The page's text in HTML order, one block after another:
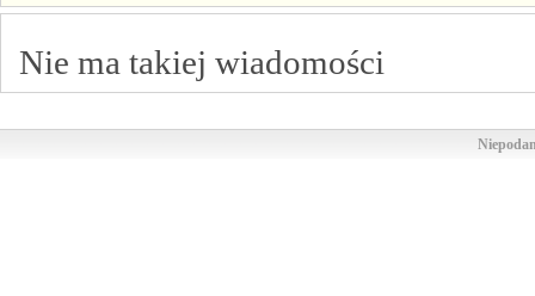
Nie ma takiej wiadomości